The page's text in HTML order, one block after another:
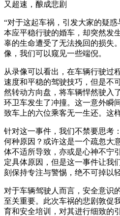
“对于这起车祸，引发大家的疑
本应平稳行驶的婚车，却突然发
辜的生命遭受了无法挽回的损失
像，我们可以窥见一些端倪。
从录像可以看出，在车辆行驶过
速度和平稳的驾驶技巧，但是不
然转动方向盘，将车辆悍然驶入
环卫车发生了冲撞。这一意外瞬
致车上的六位乘客无一生还。这
针对这一事件，我们不禁要思考
何种原因？或许这是一个疏忽大
体不适所导致，亦或是心神不宁
定具体原因，但是这一事件让我
刻保持专注与警惕，绝不可掉以轻
对于车辆驾驶人而言，安全意识
至关重要。此次车祸的悲剧敦促
育和安全培训，对其进行细致的